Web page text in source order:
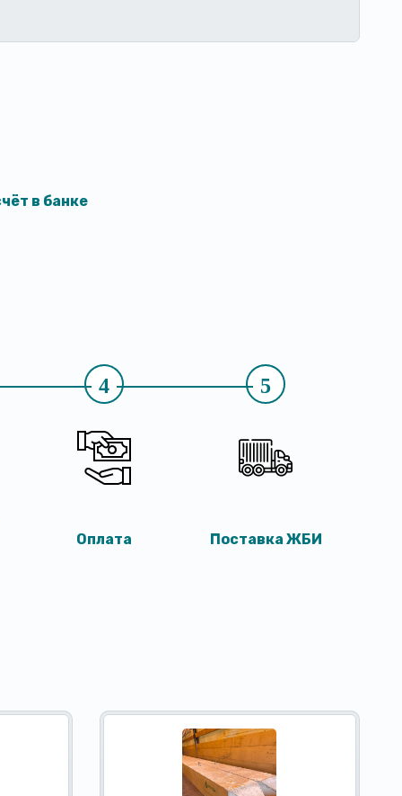
в банке
4
Оплата
5
Поставка ЖБИ